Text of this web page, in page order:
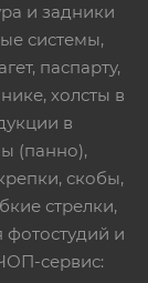
и задники
системы,
паспарту,
холсты в
в
(панно),
скобы,
стрелки,
фотостудий и
сервис: